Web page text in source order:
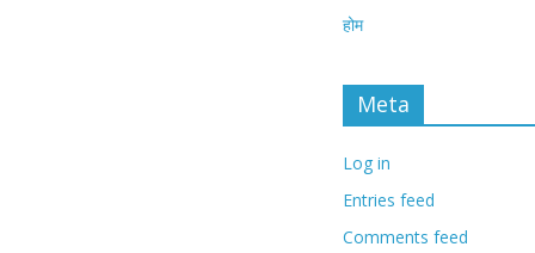
होम
Meta
Log in
Entries feed
Comments feed